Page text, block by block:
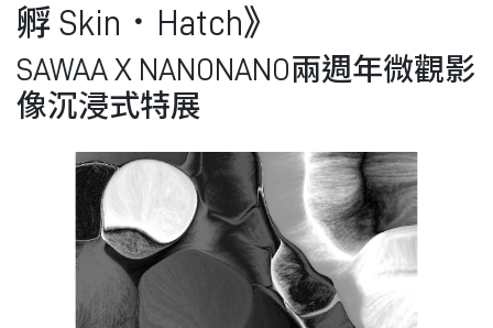
孵 Skin．Hatch》
SAWAA X NANONANO兩週年微觀影
像沉浸式特展